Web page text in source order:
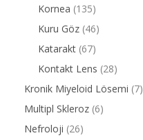
Kornea (135)
Kuru Göz (46)
Katarakt (67)
Kontakt Lens (28)
Kronik Miyeloid Lösemi (7)
Multipl Skleroz (6)
Nefroloji (26)